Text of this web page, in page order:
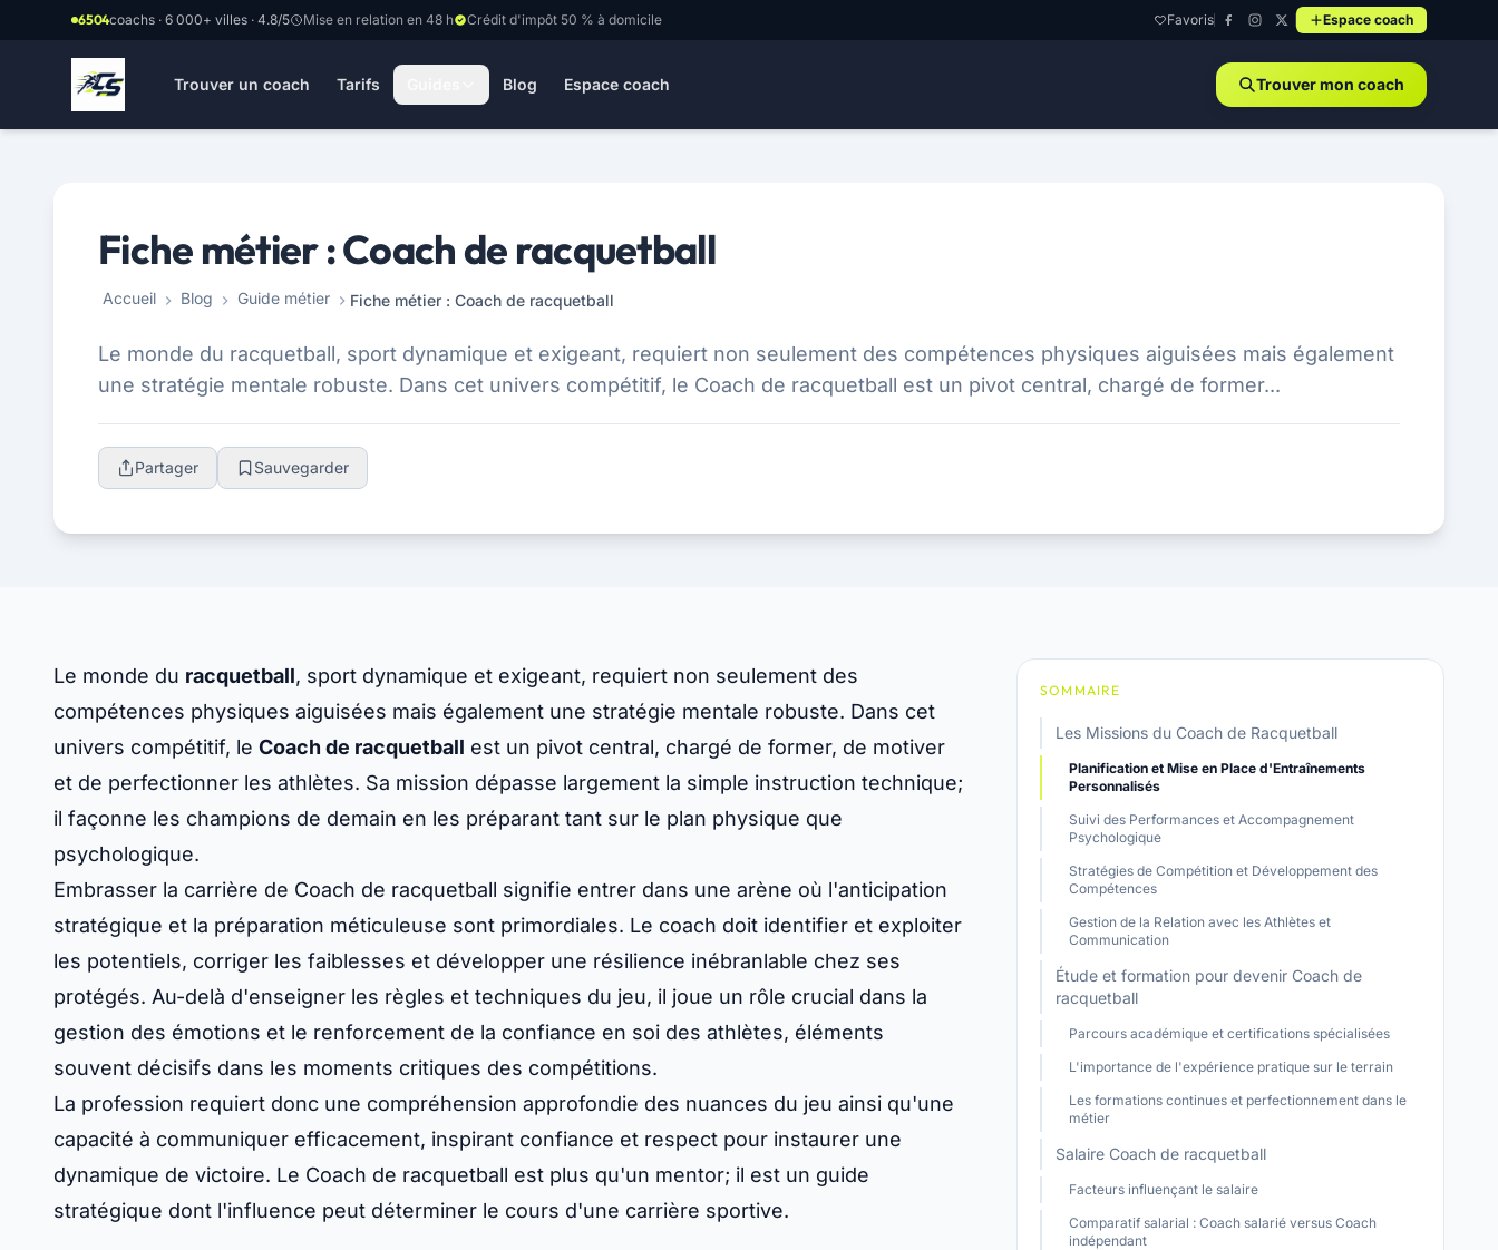
Aller au contenu principal
6504coachs · 6 000+ villes · 4.8/5 Mise en relation en 48 h Crédit d'impôt 50 % à domicile Favoris Espace coach
Trouver un coach Tarifs Blog Espace coach Trouver mon coach
Fiche métier : Coach de racquetball
Accueil Blog Guide métier Fiche métier : Coach de racquetball
Le monde du racquetball, sport dynamique et exigeant, requiert non seulement des compétences physiques aiguisées mais également
une stratégie mentale robuste. Dans cet univers compétitif, le Coach de racquetball est un pivot central, chargé de former...
Partager Sauvegarder
Le monde du racquetball, sport dynamique et exigeant, requiert non seulement des
compétences physiques aiguisées mais également une stratégie mentale robuste. Dans cet
univers compétitif, le Coach de racquetball est un pivot central, chargé de former, de motiver
et de perfectionner les athlètes. Sa mission dépasse largement la simple instruction technique;
il façonne les champions de demain en les préparant tant sur le plan physique que
psychologique.
Embrasser la carrière de Coach de racquetball signifie entrer dans une arène où l'anticipation
stratégique et la préparation méticuleuse sont primordiales. Le coach doit identifier et exploiter
les potentiels, corriger les faiblesses et développer une résilience inébranlable chez ses
protégés. Au-delà d'enseigner les règles et techniques du jeu, il joue un rôle crucial dans la
gestion des émotions et le renforcement de la confiance en soi des athlètes, éléments
souvent décisifs dans les moments critiques des compétitions.
La profession requiert donc une compréhension approfondie des nuances du jeu ainsi qu'une
capacité à communiquer efficacement, inspirant confiance et respect pour instaurer une
dynamique de victoire. Le Coach de racquetball est plus qu'un mentor; il est un guide
stratégique dont l'influence peut déterminer le cours d'une carrière sportive.
SOMMAIRE
Les Missions du Coach de Racquetball
Planification et Mise en Place d'Entraînements
Personnalisés
Suivi des Performances et Accompagnement
Psychologique
Stratégies de Compétition et Développement des
Compétences
Gestion de la Relation avec les Athlètes et
Communication
Étude et formation pour devenir Coach de
racquetball
Parcours académique et certifications spécialisées
L'importance de l'expérience pratique sur le terrain
Les formations continues et perfectionnement dans le
métier
Salaire Coach de racquetball
Facteurs influençant le salaire
Comparatif salarial : Coach salarié versus Coach
indépendant